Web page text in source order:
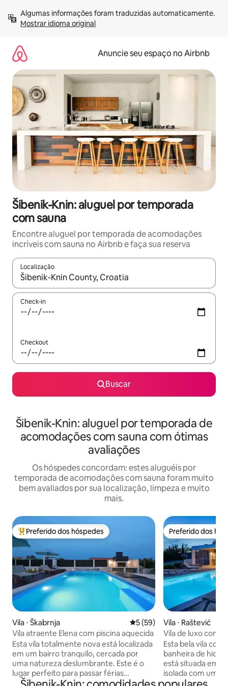
para
Mostrar idioma original
Anuncie seu espaço no Airbnb
Šibenik-Knin: aluguel por temporada
com sauna
Encontre aluguel por temporada de acomodações
incríveis com sauna no Airbnb e faça sua reserva
Localização
Quando os resultados estiverem disponíveis, explore-os
Check-in
Checkout
Buscar
Šibenik-Knin: aluguel por temporada de
acomodações com sauna com ótimas
avaliações
Os hóspedes concordam: estes aluguéis por
temporada de acomodações com sauna foram muito
bem avaliados por sua localização, limpeza e muito
mais.
Entre os melhores preferidos dos hóspedes
Preferido dos hóspedes
Vila ⋅ Škabrnja 5 de uma avaliação média
5 (59)
Vila atraente Elena com piscina aquecida
Esta vila totalmente nova está localizada
em um bairro tranquilo, cercada por
uma natureza deslumbrante. Este é o
lugar perfeito para passar férias
agradáveis com sua família e amigos.
Preferido dos
Preferido dos
Vila ⋅ Raštević
Vila de luxo com
jacuzzi e sauna
Esta bela vila
banheira de
está situada em
isolada com uma
sobre o vale